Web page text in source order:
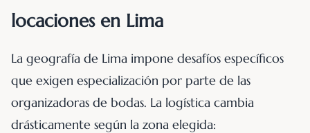
locaciones en Lima
La geografía de Lima impone desafíos específicos
que exigen especialización por parte de las
organizadoras de bodas. La logística cambia
drásticamente según la zona elegida: